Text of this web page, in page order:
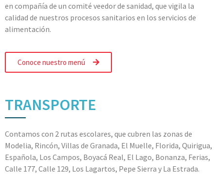
en compañía de un comité veedor de sanidad, que vigila la
calidad de nuestros procesos sanitarios en los servicios de
alimentación.
Conoce nuestro menú
TRANSPORTE
Contamos con 2 rutas escolares, que cubren las zonas de
Modelia, Rincón, Villas de Granada, El Muelle, Florida, Quirigua,
Española, Los Campos, Boyacá Real, El Lago, Bonanza, Ferias,
Calle 177, Calle 129, Los Lagartos, Pepe Sierra y La Estrada.